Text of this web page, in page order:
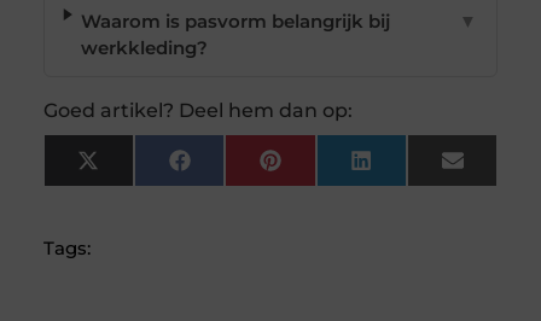
Waarom is pasvorm belangrijk bij
werkkleding?
▼
Goed artikel? Deel hem dan op:
X
(Twitter)
FacebookPinterest LinkedIn Email
Tags: